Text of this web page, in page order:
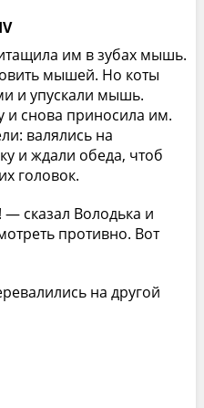
им в зубах мышь.
мышей. Но коты
и упускали мышь.
и снова приносила им.
валялись на
и ждали обеда, чтоб
головок.
сказал Володька и
противно. Вот
на другой